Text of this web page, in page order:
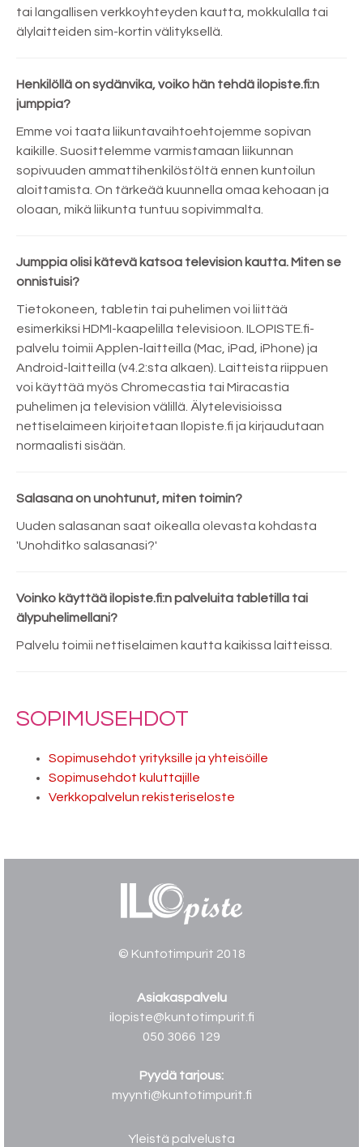
tai langallisen verkkoyhteyden kautta, mokkulalla tai
älylaitteiden sim-kortin välityksellä.
Henkilöllä on sydänvika, voiko hän tehdä ilopiste.fi:n
jumppia?
Emme voi taata liikuntavaihtoehtojemme sopivan
kaikille. Suosittelemme varmistamaan liikunnan
sopivuuden ammattihenkilöstöltä ennen kuntoilun
aloittamista. On tärkeää kuunnella omaa kehoaan ja
oloaan, mikä liikunta tuntuu sopivimmalta.
Jumppia olisi kätevä katsoa television kautta. Miten se
onnistuisi?
Tietokoneen, tabletin tai puhelimen voi liittää
esimerkiksi HDMI-kaapelilla televisioon. ILOPISTE.fi-
palvelu toimii Applen-laitteilla (Mac, iPad, iPhone) ja
Android-laitteilla (v4.2:sta alkaen). Laitteista riippuen
voi käyttää myös Chromecastia tai Miracastia
puhelimen ja television välillä. Älytelevisioissa
nettiselaimeen kirjoitetaan Ilopiste.fi ja kirjaudutaan
normaalisti sisään.
Salasana on unohtunut, miten toimin?
Uuden salasanan saat oikealla olevasta kohdasta
'Unohditko salasanasi?'
Voinko käyttää ilopiste.fi:n palveluita tabletilla tai
älypuhelimellani?
Palvelu toimii nettiselaimen kautta kaikissa laitteissa.
SOPIMUSEHDOT
Sopimusehdot yrityksille ja yhteisöille
Sopimusehdot kuluttajille
Verkkopalvelun rekisteriseloste
© Kuntotimpurit 2018
Asiakaspalvelu
ilopiste@kuntotimpurit.fi
050 3066 129
Pyydä tarjous:
myynti@kuntotimpurit.fi
Yleistä palvelusta